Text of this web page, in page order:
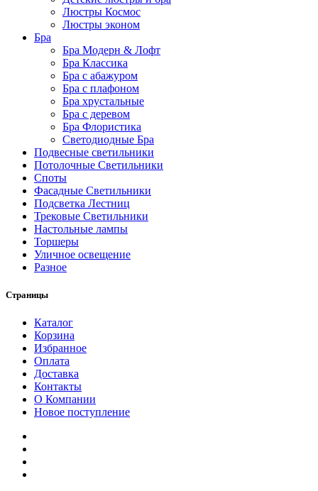
Люстры Космос
Люстры эконом
Бра
Бра Модерн & Лофт
Бра Классика
Бра с абажуром
Бра с плафоном
Бра хрустальные
Бра с деревом
Бра Флористика
Светодиодные Бра
Подвесные светильники
Потолочные Светильники
Споты
Фасадные Светильники
Подсветка Лестниц
Трековые Светильники
Настольные лампы
Торшеры
Уличное освещение
Разное
Страницы
Каталог
Корзина
Избранное
Оплата
Доставка
Контакты
О Компании
Новое поступление